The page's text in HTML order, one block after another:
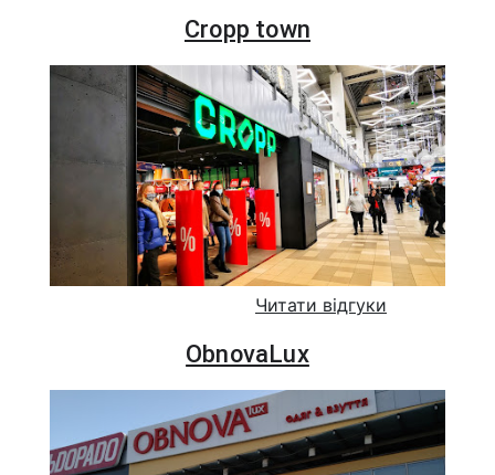
Cropp town
Читати відгуки
ObnovaLux